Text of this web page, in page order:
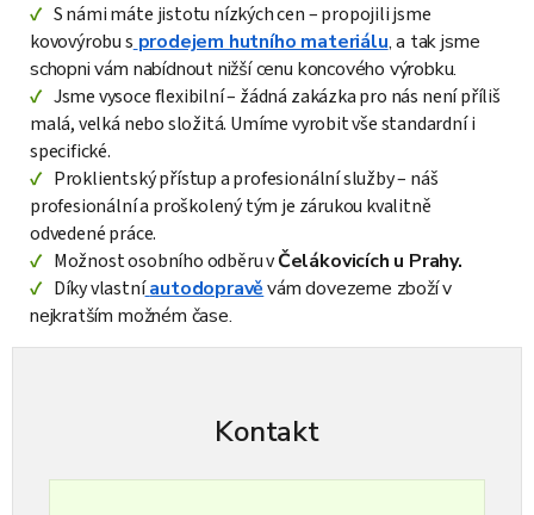
S námi máte jistotu nízkých cen – propojili jsme
kovovýrobu sprodejem hutního materiálu, a tak jsme
schopni vám nabídnout nižší cenu koncového výrobku.
Jsme vysoce flexibilní – žádná zakázka pro nás není příliš
malá, velká nebo složitá. Umíme vyrobit vše standardní i
specifické.
Proklientský přístup a profesionální služby – náš
profesionální a proškolený tým je zárukou kvalitně
odvedené práce.
Možnost osobního odběru vČelákovicích u Prahy.
Díky vlastníautodopravěvám dovezeme zboží v
nejkratším možném čase.
Kontakt